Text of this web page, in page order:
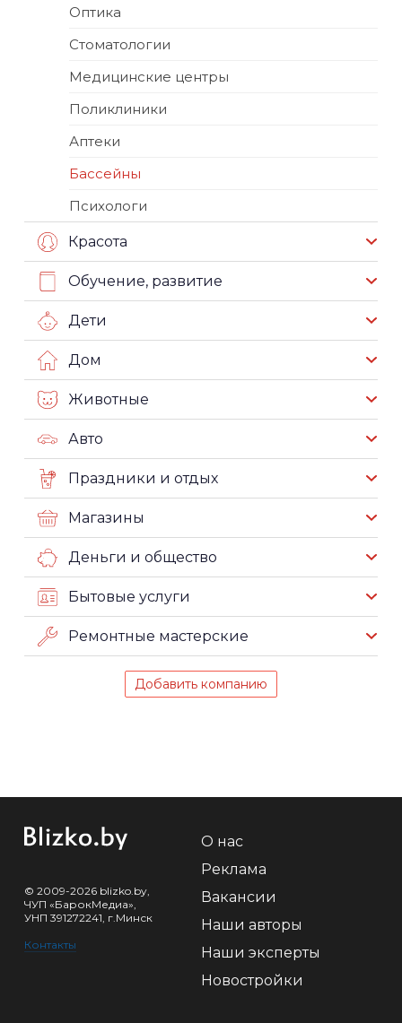
Оптика
Стоматологии
Медицинские центры
Поликлиники
Аптеки
Бассейны
Психологи
Красота
Обучение, развитие
Дети
Дом
Животные
Авто
Праздники и отдых
Магазины
Деньги и общество
Бытовые услуги
Ремонтные мастерские
Добавить компанию
© 2009-2026 blizko.by,
ЧУП «БарокМедиа»,
УНП 391272241, г.Минск
Контакты
О нас
Реклама
Вакансии
Наши авторы
Наши эксперты
Новостройки